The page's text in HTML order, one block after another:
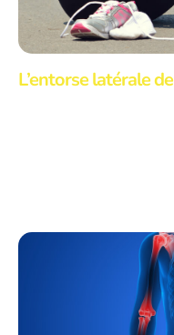
L’entorse latérale